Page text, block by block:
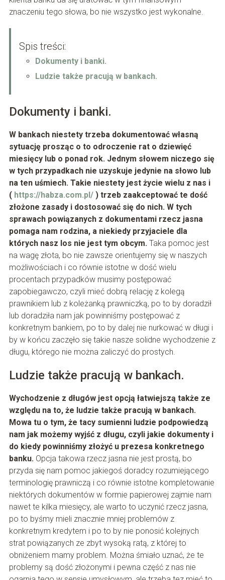
znaczeniu tego słowa, bo nie wszystko jest wykonalne.
Spis treści:
Dokumenty i banki.
Ludzie także pracują w bankach.
Dokumenty i banki.
W bankach niestety trzeba dokumentować własną
sytuację prosząc o to odroczenie rat o dziewięć
miesięcy lub o ponad rok. Jednym słowem niczego się
w tych przypadkach nie uzyskuje jedynie na słowo lub
na ten uśmiech. Takie niestety jest życie wielu z nas i
( https://habza.com.pl/) trzeb zaakceptować te dość
złożone zasady i dostosować się do nich. W tych
sprawach powiązanych z dokumentami rzecz jasna
pomaga nam rodzina, a niekiedy przyjaciele dla
których nasz los nie jest tym obcym.Taka pomoc jest
na wagę złota, bo nie zawsze orientujemy się w naszych
możliwościach i co równie istotne w dość wielu
procentach przypadków musimy postępować
zapobiegawczo, czyli mieć dobrą relację z kolegą
prawnikiem lub z koleżanką prawniczką, po to by doradził
lub doradziła nam jak powinniśmy postępować z
konkretnym bankiem, po to by dalej nie nurkować w długi i
by w końcu zaczęło się takie nasze solidne wychodzenie z
długu, którego nie można zaliczyć do prostych.
Ludzie także pracują w bankach.
Wychodzenie z długów jest opcją łatwiejszą także ze
względu na to, że ludzie także pracują w bankach.
Mowa tu o tym, że tacy sumienni ludzie podpowiedzą
nam jak możemy wyjść z długu, czyli jakie dokumenty i
do kiedy powinniśmy złożyć u prezesa konkretnego
banku.Opcja takowa rzecz jasna nie jest prostą, bo
przyda się nam pomoc jakiegoś doradcy rozumiejącego
terminologię prawniczą i co równie istotne kompletowanie
niektórych dokumentów w formie papierowej zajmie nam
nawet te kilka miesięcy, ale warto to uczynić rzecz jasna,
po to byśmy mieli znacznie mniej problemów z
konkretnym kredytem i po to by nie ponosić kolejnych
strat powiązanych ze zbyt wysoką ratą, z której to
obniżeniem mamy problem. Można śmiało uznać, że te
problemy są dość złożonymi i pewna część z nas nie